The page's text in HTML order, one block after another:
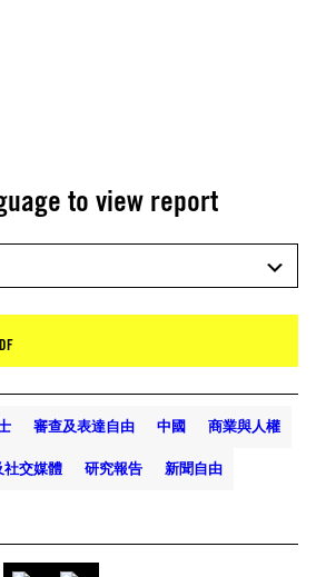
to view report
審查及表達自由 中國 商業與人權
社交媒體 研究報告 新聞自由